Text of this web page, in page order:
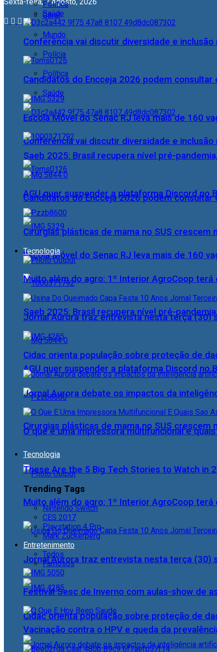
Geral
Mundo
Polícia
Política
Saúde
Conferência vai discutir diversidade e inclusão
Candidatos do Encceja 2026 podem consultar
Escola Móvel do Senac RJ leva mais de 160
Saeb 2025: Brasil recupera nível pré-
AGU quer suspender a plataforma Discord no
Cirurgias plásticas de mama no SUS crescem
Tecnologia
Muito além do agro: 1º Interior AgroCoop
Jornal Aurora traz entrevista nesta terça (30)
Cidac orienta população sobre proteção de
Política
Saúde
Conferência vai discutir diversidade e inclusão
Candidatos do Encceja 2026 podem
Escola Móvel do Senac RJ leva mais de 160
Saeb 2025: Brasil recupera nível pré-
AGU quer suspender a plataforma Discord no
Cirurgias plásticas de mama no SUS crescem
Tecnologia
Muito além do agro: 1º Interior AgroCoop
Jornal Aurora traz entrevista nesta terça (30)
Cidac orienta população sobre proteção de
Jornal Aurora debate os impactos da
O que é uma impressora multifuncional e
These Are the 5 Big Tech Stories to Watch in
Trending Tags
Nintendo Switch
CES 2017
Playstation 4 Pro
Mark Zuckerberg
Entretenimento
Todos
Famosos
Festival Sesc de Inverno com aulas-show de
Vacinação contra o HPV e queda da